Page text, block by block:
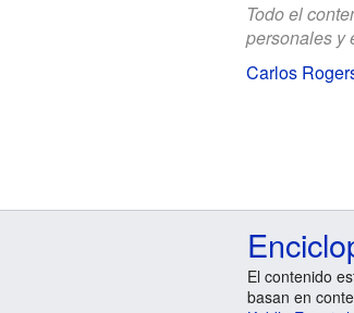
Todo el
personales y
Carlos
El contenido
basan en